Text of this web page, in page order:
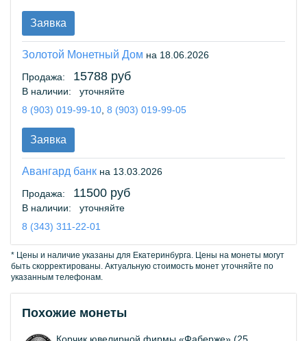
Заявка
Золотой Монетный Дом на 18.06.2026
Продажа:
15788 руб
В наличии:
уточняйте
8 (903) 019-99-10 8 (903) 019-99-05
Заявка
Авангард банк на 13.03.2026
Продажа:
11500 руб
В наличии:
уточняйте
8 (343) 311-22-01
* Цены и наличие указаны для Екатеринбурга. Цены на монеты могут
быть скорректированы. Актуальную стоимость монет уточняйте по
указанным телефонам.
Похожие монеты